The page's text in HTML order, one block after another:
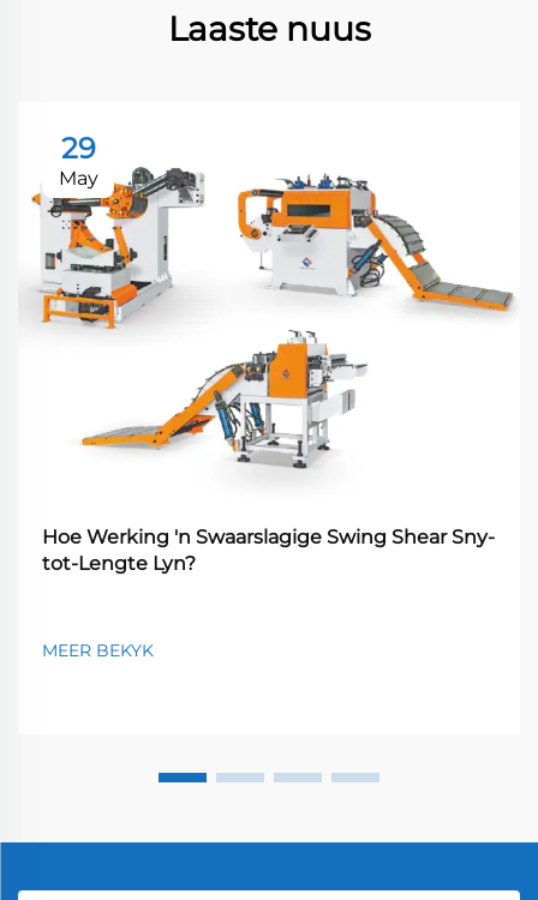
Laaste nuus
29
May
Hoe Werking 'n Swaarslagige Swing Shear Sny-
tot-Lengte Lyn?
MEER BEKYK